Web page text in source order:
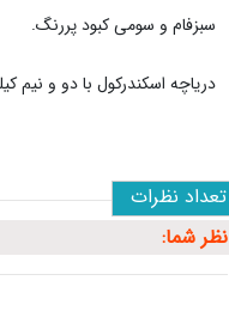
سبزفام و سومی کبود پررنگ.
دریاچه اسکندرکول با دو و نیم
تعداد نظرات
نظر شما: